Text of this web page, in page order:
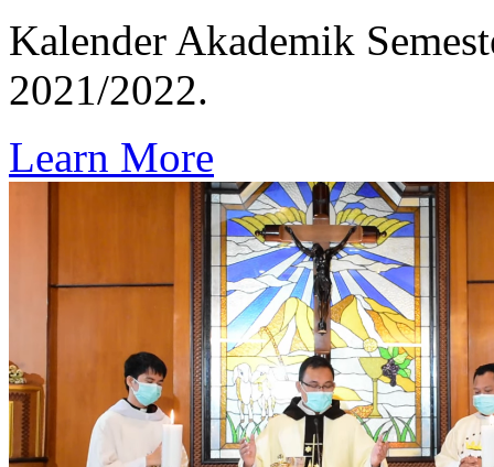
Kalender Akademik
2021/2022.
Learn More